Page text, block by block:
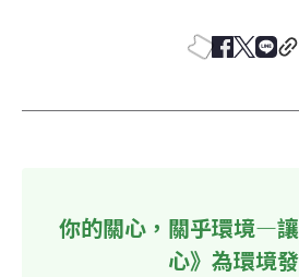
你的關心，關乎環境—
心》為環境